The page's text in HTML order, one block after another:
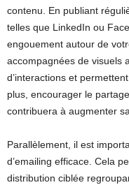
contenu. En publiant
telles que LinkedIn ou
engouement autour de
accompagnées de visuels
d’interactions et
plus, encourager le
contribuera à augmenter
Parallèlement, il est
d’emailing efficace. Cela
distribution ciblée